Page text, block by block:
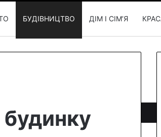
БУДІВНИЦТВО ДІМ І СІМʼЯ
будинку